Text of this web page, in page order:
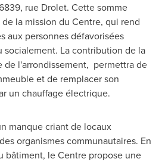
rue Drolet. Cette somme
la mission du Centre, qui rend
aux personnes défavorisées
La contribution de la
l'arrondissement, permettra de
et de remplacer son
un chauffage électrique.
manque criant de locaux
organismes communautaires. En
bâtiment, le Centre propose une